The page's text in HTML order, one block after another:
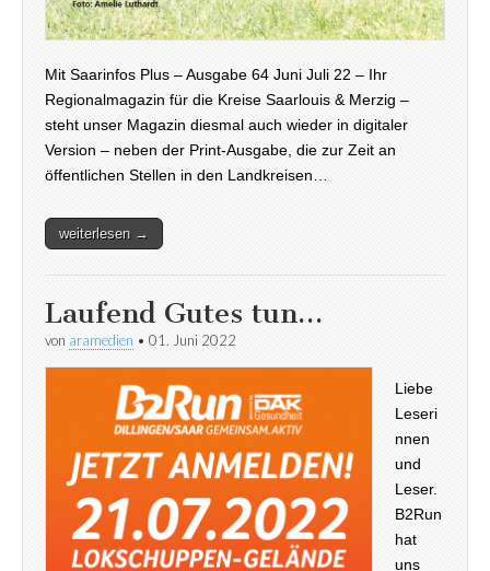
Mit Saarinfos Plus – Ausgabe 64 Juni Juli 22 – Ihr
Regionalmagazin für die Kreise Saarlouis & Merzig –
steht unser Magazin diesmal auch wieder in digitaler
Version – neben der Print-Ausgabe, die zur Zeit an
öffentlichen Stellen in den Landkreisen…
weiterlesen →
Laufend Gutes tun…
von aramedien • 01. Juni 2022
Liebe
Leseri
nnen
und
Leser.
B2Run
hat
uns